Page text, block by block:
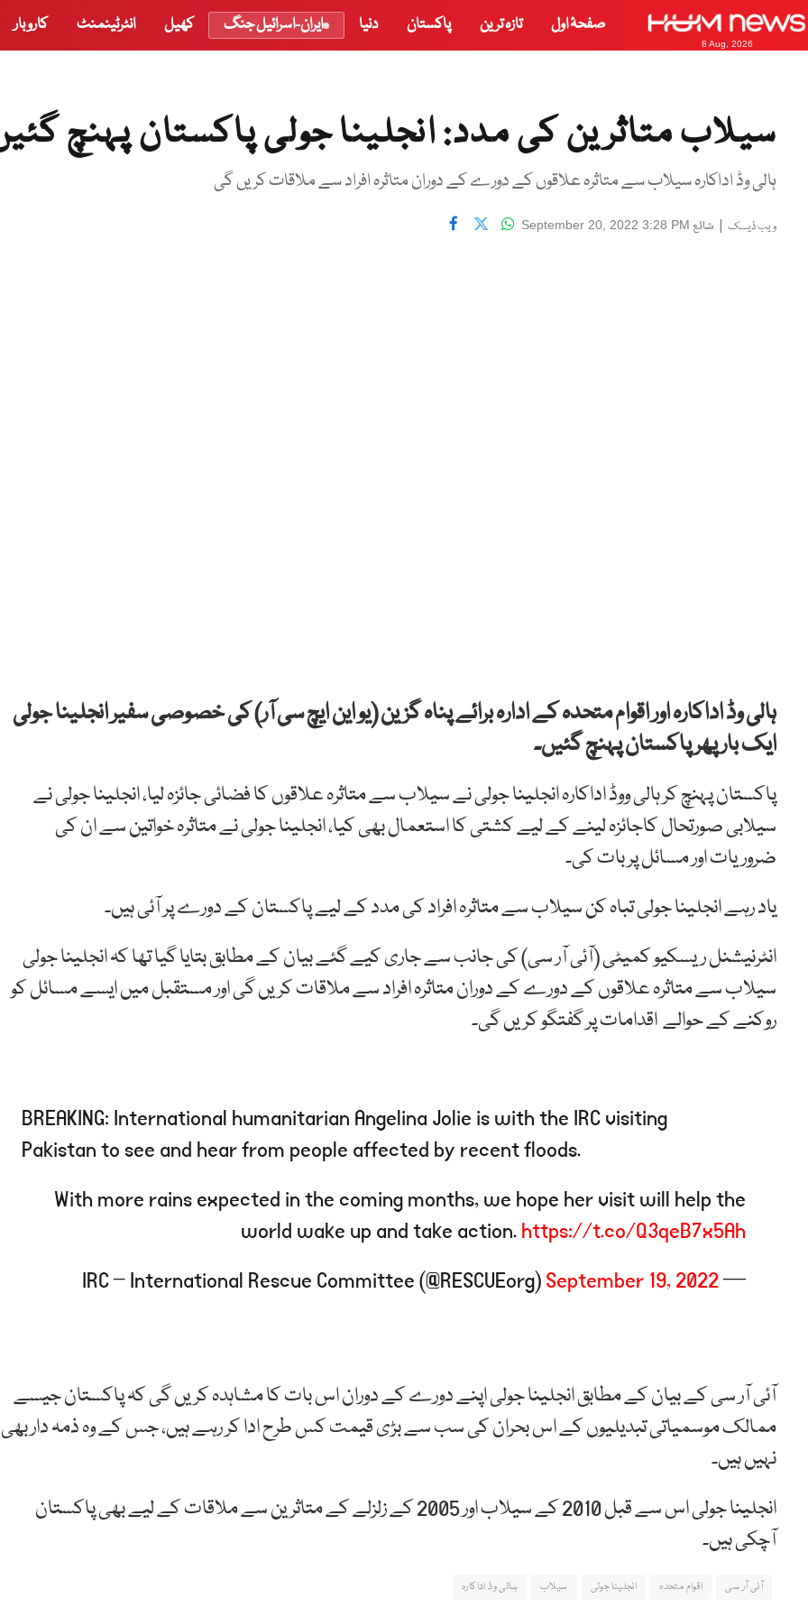
8 Aug, 2026
صفحۂ اول تازہ ترین پاکستان دنیا ایران-اسرائیل جنگ کھیل انٹرٹینمنٹ کاروبار
سیلاب متاثرین کی مدد: انجلینا جولی پاکستان پہنچ
ہالی وڈ اداکارہ سیلاب سے متاثرہ علاقوں کے دورے کے دوران متاثرہ افراد سے ملاقات کریں گی
ویب ڈیسک | شائع September 20, 2022 3:28 PM
ہالی وڈ اداکارہ اور اقوام متحدہ کے ادارہ برائے پناہ گزین (یو این ایچ سی آر) کی خصوصی سفیر انجلینا جولی
ایک بار پھر پاکستان پہنچ گئیں۔
پاکستان پہنچ کر ہالی ووڈ اداکارہ انجلینا جولی نے سیلاب سے متاثرہ علاقوں کا فضائی جائزہ لیا، انجلینا جولی نے
سیلابی صورتحال کاجائزہ لینے کے لیے کشتی کا استعمال بھی کیا، انجلینا جولی نے متاثرہ خواتین سے ان کی
ضروریات اور مسائل پر بات کی۔
یاد رہے انجلینا جولی تباہ کن سیلاب سے متاثرہ افراد کی مدد کے لیے پاکستان کے دورے پر آئی ہیں۔
انٹرنیشنل ریسکیو کمیٹی (آئی آر سی) کی جانب سے جاری کیے گئے بیان کے مطابق بتایا گیا تھا کہ انجلینا جولی
سیلاب سے متاثرہ علاقوں کے دورے کے دوران متاثرہ افراد سے ملاقات کریں گی اور مستقبل میں ایسے مسائل کو
روکنے کے حوالے اقدامات پر گفتگو کریں گی۔
BREAKING: International humanitarian Angelina Jolie is with the IRC visiting
Pakistan to see and hear from people affected by recent floods.
With more rains expected in the coming months, we hope her visit will help the
world wake up and take action.https://t.co/Q3qeB7x5Ah
— IRC – International Rescue Committee (@RESCUEorg)
September 19, 2022
آئی آر سی کے بیان کے مطابق انجلینا جولی اپنے دورے کے دوران اس بات کا مشاہدہ کریں گی کہ پاکستان جیسے
ممالک موسمیاتی تبدیلیوں کے اس بحران کی سب سے بڑی قیمت کس طرح ادا کر رہے ہیں، جس کے وہ ذمہ دار بھی
نہیں ہیں۔
انجلینا جولی اس سے قبل 2010 کے سیلاب اور 2005 کے زلزلے کے متاثرین سے ملاقات کے لیے بھی پاکستان
آچکی ہیں۔
آئی آر سی اقوام متحدہ انجلینا جولی سیلاب ہالی وڈ اداکارہ